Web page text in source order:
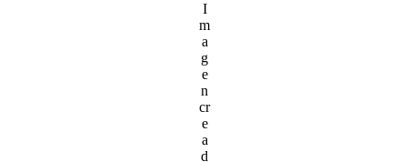
I
m
a
g
e
n
cr
e
a
d